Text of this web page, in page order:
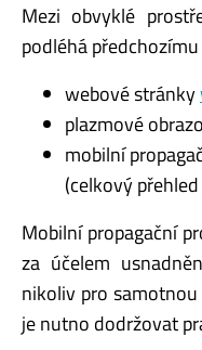
Mezi obvyklé
podléhá
webové stránky
plazmové
mobilní
(celkový
Mobilní propagační
za účelem
nikoliv pro
je nutno dodržovat